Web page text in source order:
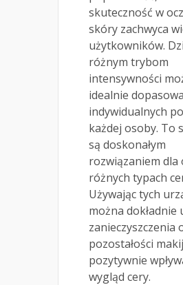
skuteczność w
skóry zachwyca
użytkowników.
różnym trybom
intensywności
idealnie
indywidualnych
każdej osoby. To
są doskonałym
rozwiązaniem dla
różnych typach
Używając tych
można dokładnie
zanieczyszczenia
pozostałości
pozytywnie
wygląd cery.